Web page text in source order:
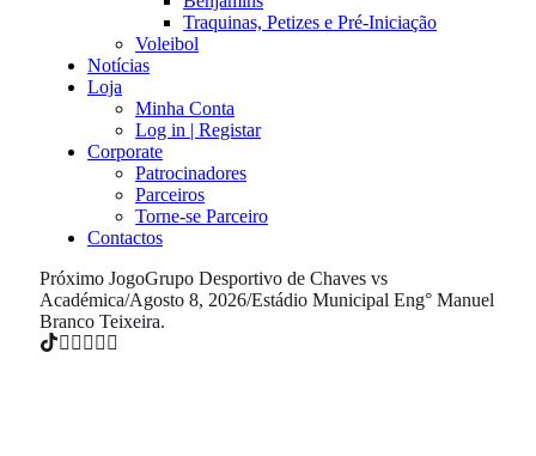
Traquinas, Petizes e Pré-Iniciação
Voleibol
Notícias
Loja
Minha Conta
Log in | Registar
Corporate
Patrocinadores
Parceiros
Torne-se Parceiro
Contactos
Próximo JogoGrupo Desportivo de Chaves vs
Académica/Agosto 8, 2026/Estádio Municipal Eng° Manuel
Branco Teixeira.